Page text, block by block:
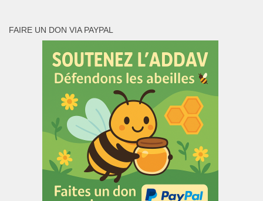
FAIRE UN DON VIA PAYPAL